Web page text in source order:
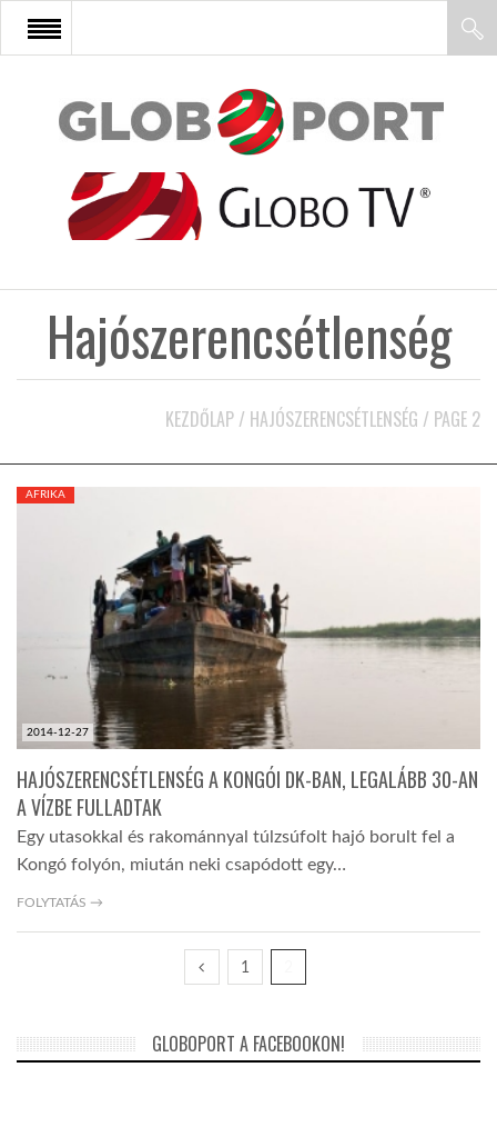
FŐOLDAL
AFRIKA
ÁZSIA
AUSZTRÁLIA
A VILÁG ITTHON
GLOBOTV BP
TROPICALMAGAZIN
Hajószerencsétlenség
KEZDŐLAP / HAJÓSZERENCSÉTLENSÉG / PAGE 2
2014-12-27
AFRIKA
HAJÓSZERENCSÉTLENSÉG A KONGÓI DK-BAN, LEGALÁBB 30-AN
A VÍZBE FULLADTAK
Egy utasokkal és rakománnyal túlzsúfolt hajó borult fel a
Kongó folyón, miután neki csapódott egy…
FOLYTATÁS →
1
GLOBOPORT A FACEBOOKON!